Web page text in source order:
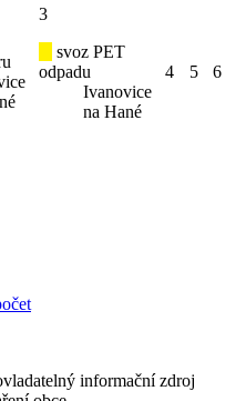
3
svoz PET
odpadu
Ivanovice
na Hané
4 5 6
informační zdroj